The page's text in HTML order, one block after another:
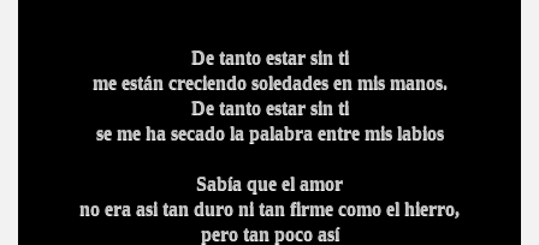
De tanto estar sin ti
me están creciendo soledades en mis manos.
De tanto estar sin ti
se me ha secado la palabra entre mis labios
Sabía que el amor
no era asi tan duro ni tan firme como el hierro,
pero tan poco así